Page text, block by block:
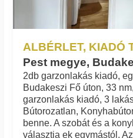
ALBÉRLET, KIADÓ
Pest megye,
2db garzonlakás kiadó,
Budakeszi Fő úton, 33
garzonlakás kiadó, 3
Bútorozatlan,
benne. A szobát és a
választja ek egymástól.